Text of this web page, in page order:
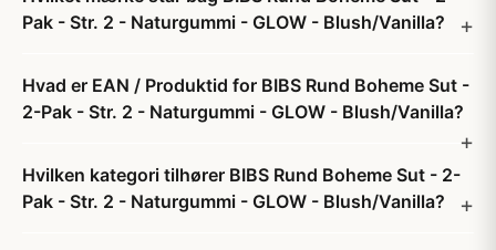
Pak - Str. 2 - Naturgummi - GLOW - Blush/Vanilla?
Hvad er EAN / Produktid for BIBS Rund Boheme Sut -
2-Pak - Str. 2 - Naturgummi - GLOW - Blush/Vanilla?
Hvilken kategori tilhører BIBS Rund Boheme Sut - 2-
Pak - Str. 2 - Naturgummi - GLOW - Blush/Vanilla?